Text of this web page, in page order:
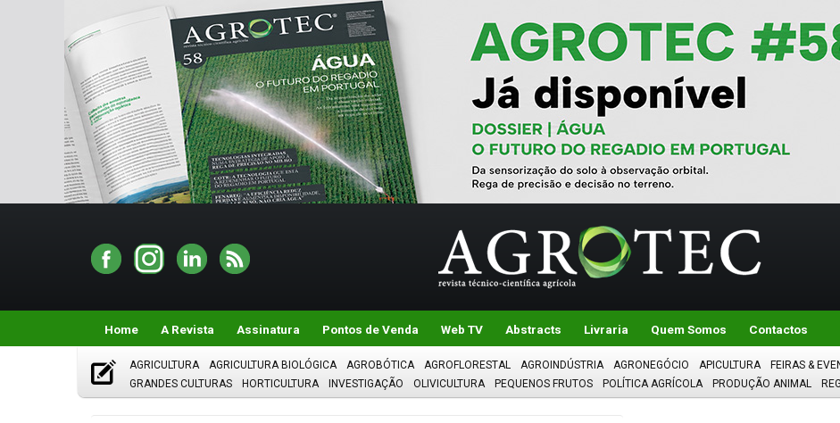
Home A Revista Assinatura Pontos de Venda Web TV Abstracts Livraria Quem Somos Contactos
AGRICULTURA AGRICULTURA BIOLÓGICA AGROBÓTICA AGROFLORESTAL AGROINDÚSTRIA AGRONEGÓCIO APICULTURA FEIRAS &
GRANDES CULTURAS
HORTICULTURA INVESTIGAÇÃO OLIVICULTURA PEQUENOS FRUTOS POLÍTICA AGRÍCOLA PRODUÇÃO ANIMAL